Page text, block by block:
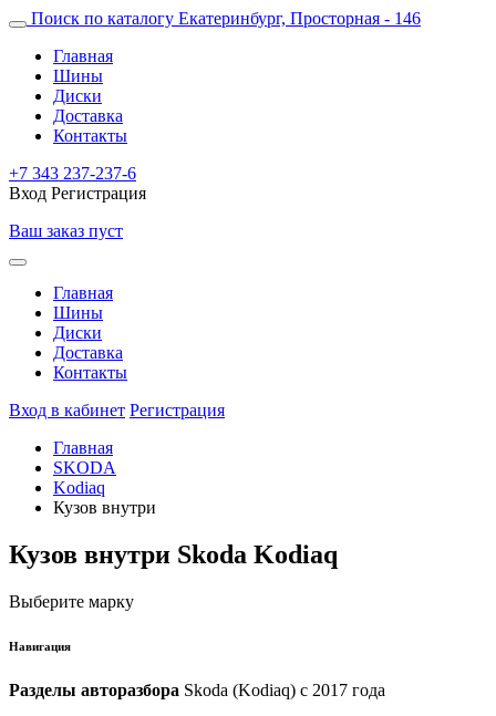
Поиск по каталогу Екатеринбург, Просторная - 146
Главная
Шины
Диски
Доставка
Контакты
+7 343 237-237-6
Вход Регистрация
Ваш заказ пуст
Главная
Шины
Диски
Доставка
Контакты
Вход в кабинет Регистрация
Главная
SKODA
Kodiaq
Кузов внутри
Кузов внутри Skoda Kodiaq
Выберите марку
Навигация
Разделы авторазбора Skoda (Kodiaq) с 2017 года